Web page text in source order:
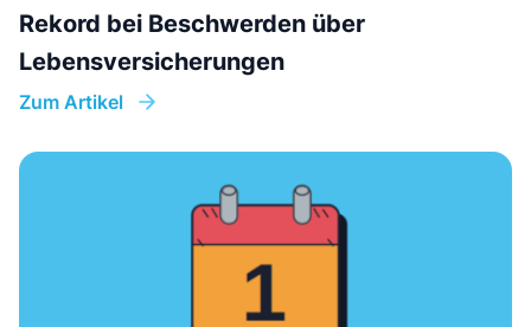
Rekord bei Beschwerden über
Lebensversicherungen
Zum Artikel